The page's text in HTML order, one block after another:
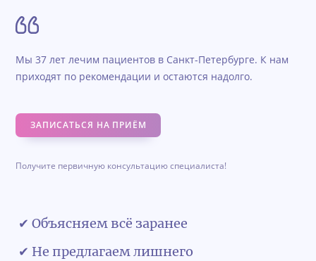
Мы 37 лет лечим пациентов в Санкт-Петербурге. К нам
приходят по рекомендации и остаются надолго.
ЗАПИСАТЬСЯ НА ПРИЁМ
Получите первичную консультацию специалиста!
✔ Объясняем всё заранее
✔ Не предлагаем лишнего